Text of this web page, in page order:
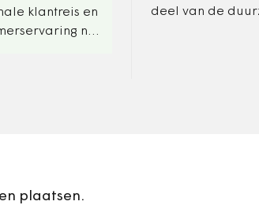
klantreis en
na
deel van de
plaatsen.